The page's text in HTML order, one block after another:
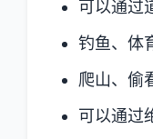
可以通过
钓鱼、体
爬山、偷
可以通过